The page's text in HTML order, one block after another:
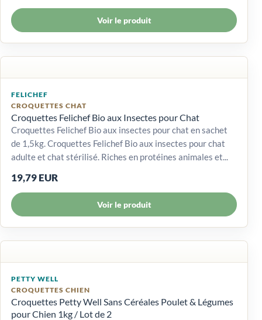
Voir le produit
FELICHEF
CROQUETTES CHAT
Croquettes Felichef Bio aux Insectes pour Chat
Croquettes Felichef Bio aux insectes pour chat en sachet
de 1,5kg. Croquettes Felichef Bio aux insectes pour chat
adulte et chat stérilisé. Riches en protéines animales et...
19,79 EUR
Voir le produit
PETTY WELL
CROQUETTES CHIEN
Croquettes Petty Well Sans Céréales Poulet & Légumes
pour Chien 1kg / Lot de 2